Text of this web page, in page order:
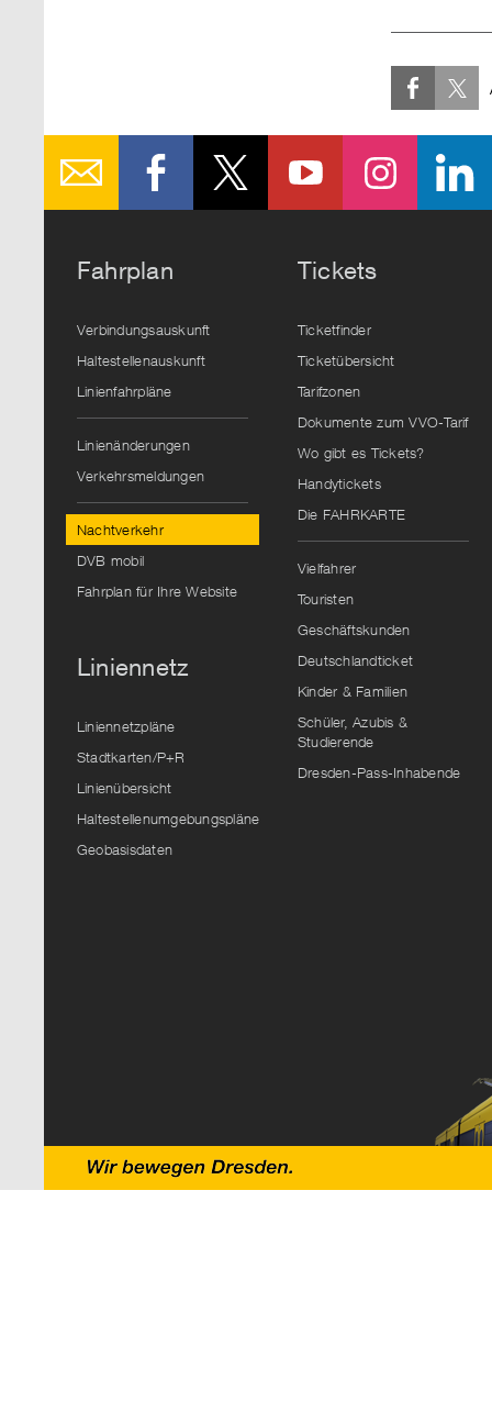
Fahrplan
Verbindungsauskunft
Haltestellenauskunft
Linienfahrpläne
Linienänderungen
Verkehrsmeldungen
Nachtverkehr
DVB mobil
Fahrplan für Ihre Website
Liniennetz
Liniennetzpläne
Stadtkarten/P+R
Linienübersicht
Haltestellenumgebungspläne
Geobasisdaten
Tickets
Ticketfinder
Ticketübersicht
Tarifzonen
Dokumente zum VVO-Tarif
Wo gibt es Tickets?
Handytickets
Die FAHRKARTE
Vielfahrer
Touristen
Geschäftskunden
Deutschlandticket
Kinder & Familien
Schüler, Azubis &
Studierende
Dresden-Pass-Inhabende